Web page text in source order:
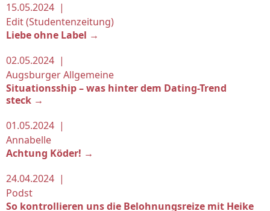
15.05.2024 |
Edit (Studentenzeitung)
Liebe ohne Label →
02.05.2024 |
Augsburger Allgemeine
Situationsship – was hinter dem Dating-Trend
steck →
01.05.2024 |
Annabelle
Achtung Köder! →
24.04.2024 |
Podst
So kontrollieren uns die Belohnungsreize mit Heike